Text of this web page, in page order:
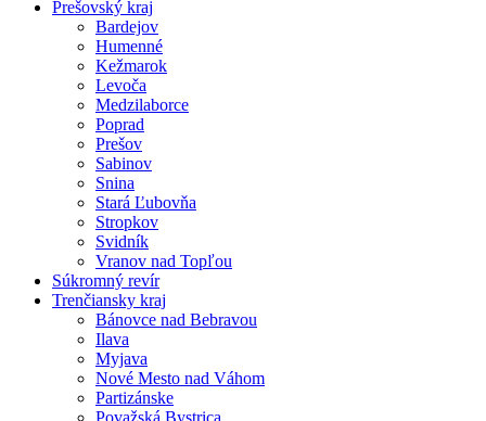
Prešovský kraj
Bardejov
Humenné
Kežmarok
Levoča
Medzilaborce
Poprad
Prešov
Sabinov
Snina
Stará Ľubovňa
Stropkov
Svidník
Vranov nad Topľou
Súkromný revír
Trenčiansky kraj
Bánovce nad Bebravou
Ilava
Myjava
Nové Mesto nad Váhom
Partizánske
Považská Bystrica